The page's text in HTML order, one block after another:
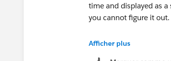
time and displayed as
you cannot figure it
Afficher plus